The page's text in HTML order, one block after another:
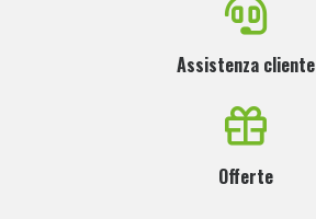
Assistenza cliente
Offerte